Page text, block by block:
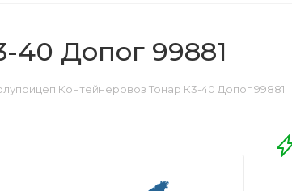
40 Допог 99881
Контейнеровоз Тонар К3-40 Допог 99881